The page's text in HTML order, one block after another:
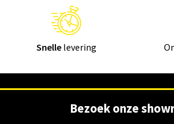
Snellelevering
Bezoek onze